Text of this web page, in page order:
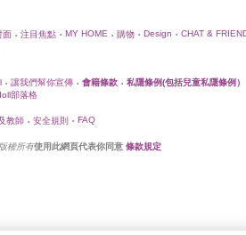
面 • 注目焦點 • MY HOME • 購物 • Design • CHAT &
• 讓我們幫你宣傳 • 會籍條款 • 私隱條例(包括兒童私隱條例）
部落格
教師 • 安全規則 • FAQ
權所有使用此網頁代表你同意 條款規定